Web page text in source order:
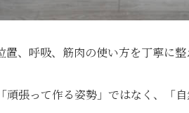
、呼吸、筋肉の使い方を丁寧に整
張って作る姿勢」ではなく、「自